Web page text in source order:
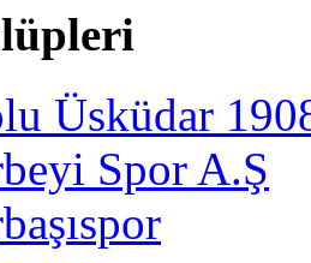
Üsküdar
Spor A.Ş